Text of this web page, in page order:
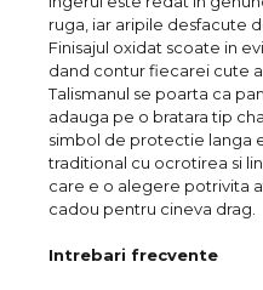
ruga, iar aripile desfacute
Finisajul oxidat scoate in
dand contur fiecarei cute
Talismanul se poarta ca
adauga pe o bratara tip
simbol de protectie langa
traditional cu ocrotirea si
care e o alegere potrivita
cadou pentru cineva drag.
Intrebari frecvente